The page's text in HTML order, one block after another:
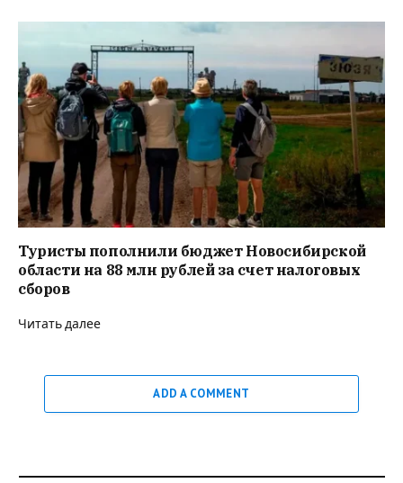
Туристы пополнили бюджет Новосибирской
области на 88 млн рублей за счет налоговых
сборов
Читать далее
ADD A COMMENT